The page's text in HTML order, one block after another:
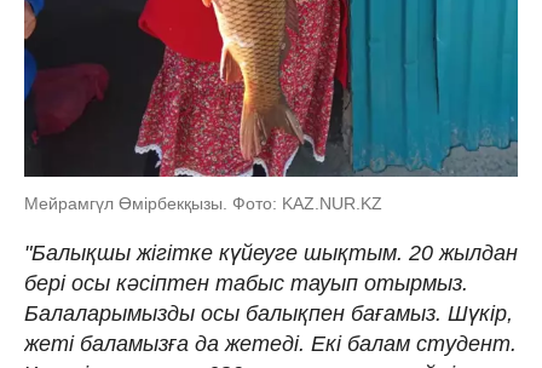
Мейрамгүл Өмірбекқызы. Фото: KAZ.NUR.KZ
"Балықшы жігітке күйеуге шықтым. 20 жылдан
бері осы кәсіптен табыс тауып отырмыз.
Балаларымызды осы балықпен бағамыз. Шүкір,
жеті баламызға да жетеді. Екі балам студент.